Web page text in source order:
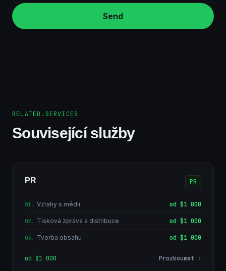
Send
RELATED.SERVICES
Související služby
PR PR
01. Vztahy s médii od $1 000
02. Tisková zpráva a distribuce od $1 000
03. Tvorba obsahu od $1 000
od $1 000 Prozkoumat ›